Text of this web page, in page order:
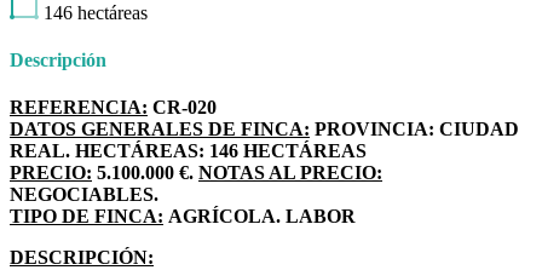
146 hectáreas
Descripción
REFERENCIA: CR-020
DATOS GENERALES DE FINCA: PROVINCIA: CIUDAD
REAL. HECTÁREAS: 146 HECTÁREAS
PRECIO: 5.100.000 €. NOTAS AL PRECIO:
NEGOCIABLES.
TIPO DE FINCA: AGRÍCOLA. LABOR
DESCRIPCIÓN: